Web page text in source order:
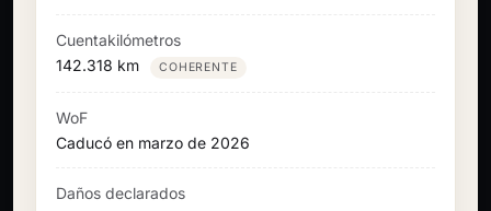
Cuentakilómetros
142.318 km
COHERENTE
WoF
Caducó en marzo de 2026
Daños declarados